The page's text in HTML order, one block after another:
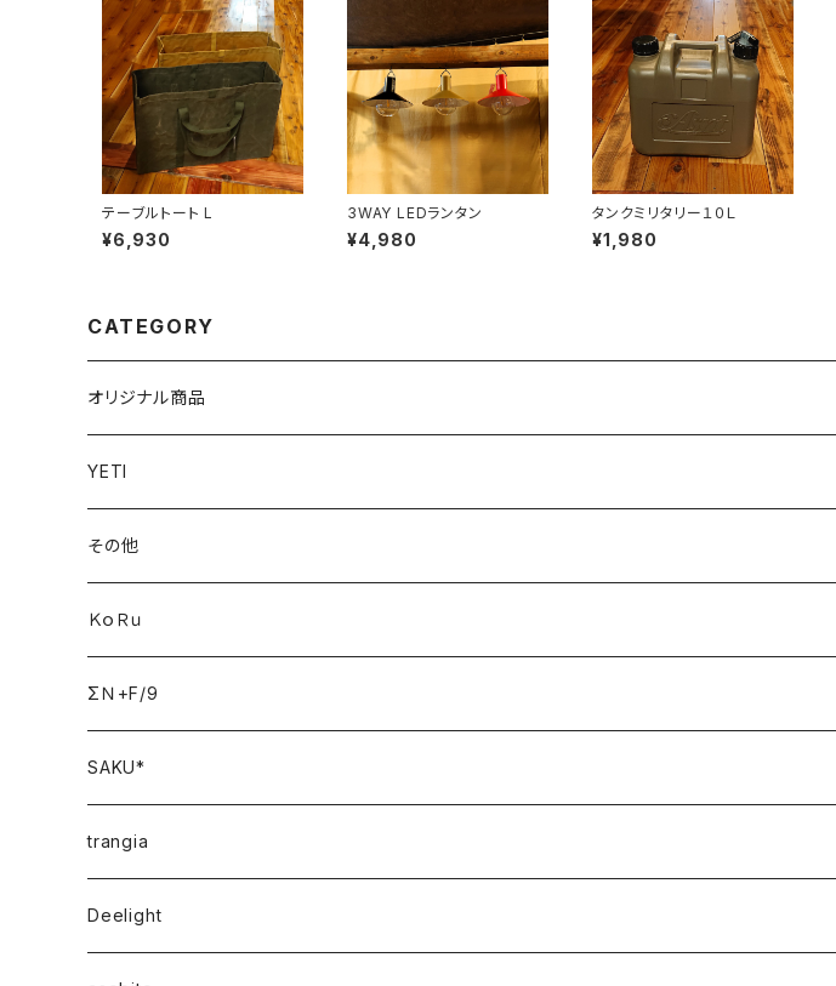
テーブルトート L
¥6,930
3WAY LEDランタン
¥4,980
タンクミリタリー１０Ｌ
¥1,980
CATEGORY
オリジナル商品
YETI
その他
ＫｏＲｕ
ΣＮ+F/9
SAKU*
trangia
Deelight